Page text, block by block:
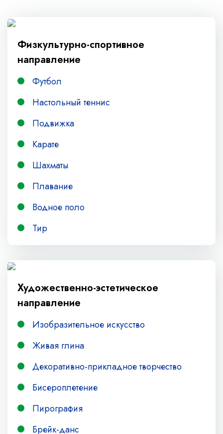
Физкультурно-спортивное
направление
Футбол
Настольный теннис
Подвижка
Карате
Шахматы
Плавание
Водное поло
Тир
Художественно-эстетическое
направление
Изобразительное искусство
Живая глина
Декоративно-прикладное творчество
Бисероплетение
Пирография
Брейк-данс